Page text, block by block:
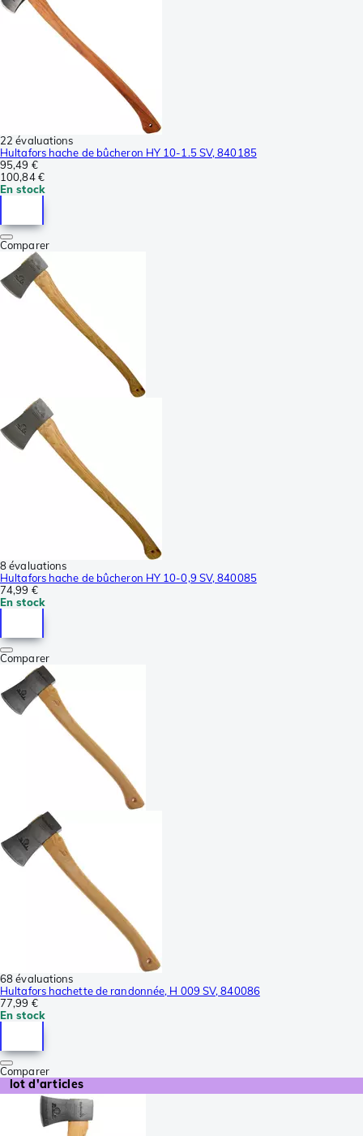
22 évaluations
Hultafors hache de bûcheron HY 10-1.5 SV, 840185
95,49 €
100,84 €
En stock
Comparer
8 évaluations
Hultafors hache de bûcheron HY 10-0,9 SV, 840085
74,99 €
En stock
Comparer
68 évaluations
Hultafors hachette de randonnée, H 009 SV, 840086
77,99 €
En stock
Comparer
lot d'articles